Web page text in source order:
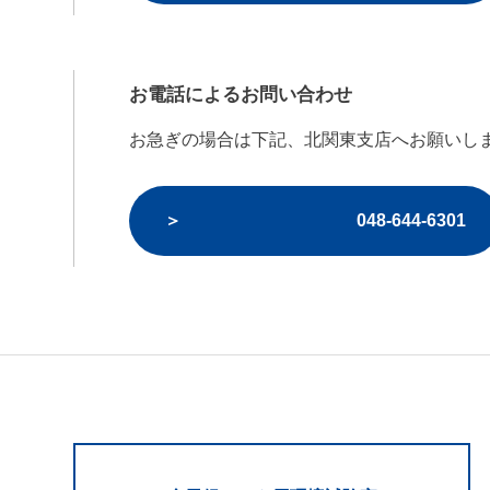
お電話によるお問い合わせ
お急ぎの場合は下記、北関東支店へお願いし
048-644-6301